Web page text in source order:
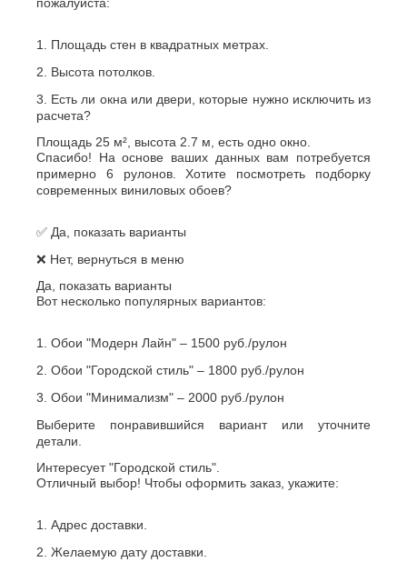
1. Площадь стен в квадратных метрах.
2. Высота потолков.
3. Есть ли окна или двери, которые нужно исключить из
расчета?
Площадь 25 м², высота 2.7 м, есть одно окно.
Спасибо! На основе ваших данных вам потребуется
примерно 6 рулонов. Хотите посмотреть подборку
современных виниловых обоев?
✅ Да, показать варианты
❌ Нет, вернуться в меню
Да, показать варианты
Вот несколько популярных вариантов:
1. Обои "Модерн Лайн" – 1500 руб./рулон
2. Обои "Городской стиль" – 1800 руб./рулон
3. Обои "Минимализм" – 2000 руб./рулон
Выберите понравившийся вариант или уточните
детали.
Интересует "Городской стиль".
Отличный выбор! Чтобы оформить заказ, укажите:
1. Адрес доставки.
2. Желаемую дату доставки.